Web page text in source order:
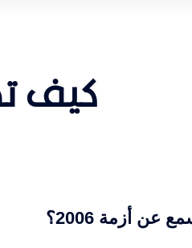
كيف
عن أزمة 2006؟